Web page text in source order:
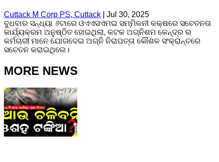
Cuttack M Corp PS, Cuttack
Jul 30, 2025
ବୁଧବାର ସନ୍ଧ୍ୟା ୬ଟାରେ ଓଏଏସଏମଇ ସମ୍ମିଳନୀ କକ୍ଷରେ ସଚେତନତା
କାର୍ଯ୍ୟକ୍ରମ ଅନୁଷ୍ଠିତ ହୋଇଥିଲା, କଟକ ଅଗ୍ନିଶମ କେନ୍ଦ୍ର ର
କର୍ମଚାରୀ ମାନେ ଯୋଗଦେଇ ଅଗ୍ନି ନିରାପତ୍ତା କୌଶଳ ସଂକ୍ରାନ୍ତରେ
ସଚେତନ କରାଇଥିଲେ।
MORE NEWS